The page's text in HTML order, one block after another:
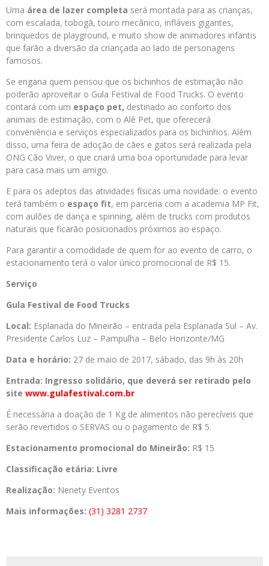
Uma área de lazer completa será montada para as crianças,
com escalada, tobogã, touro mecânico, infláveis gigantes,
brinquedos de playground, e muito show de animadores infantis
que farão a diversão da criançada ao lado de personagens
famosos.
Se engana quem pensou que os bichinhos de estimação não
poderão aproveitar o Gula Festival de Food Trucks. O evento
contará com um espaço pet, destinado ao conforto dos
animais de estimação, com o Alê Pet, que oferecerá
conveniência e serviços especializados para os bichinhos. Além
disso, uma feira de adoção de cães e gatos será realizada pela
ONG Cão Viver, o que criará uma boa oportunidade para levar
para casa mais um amigo.
E para os adeptos das atividades físicas uma novidade: o evento
terá também o espaço fit, em parceria com a academia MP Fit,
com aulões de dança e spinning, além de trucks com produtos
naturais que ficarão posicionados próximos ao espaço.
Para garantir a comodidade de quem for ao evento de carro, o
estacionamento terá o valor único promocional de R$ 15.
Serviço
Gula Festival de Food Trucks
Local: Esplanada do Mineirão – entrada pela Esplanada Sul – Av.
Presidente Carlos Luz – Pampulha – Belo Horizonte/MG
Data e horário: 27 de maio de 2017, sábado, das 9h às 20h
Entrada: Ingresso solidário, que deverá ser retirado pelo
site www.gulafestival.com.br
É necessária a doação de 1 Kg de alimentos não perecíveis que
serão revertidos o SERVAS ou o pagamento de R$ 5.
Estacionamento promocional do Mineirão: R$ 15
Classificação etária: Livre
Realização: Nenety Eventos
Mais informações: (31) 3281 2737